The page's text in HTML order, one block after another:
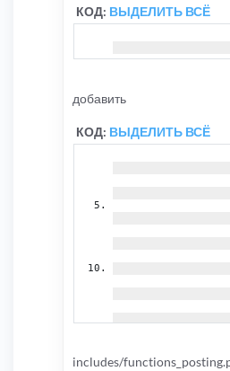
КОД: ВЫДЕЛИТЬ ВСЁ
добавить
КОД: ВЫДЕЛИТЬ ВСЁ
includes/